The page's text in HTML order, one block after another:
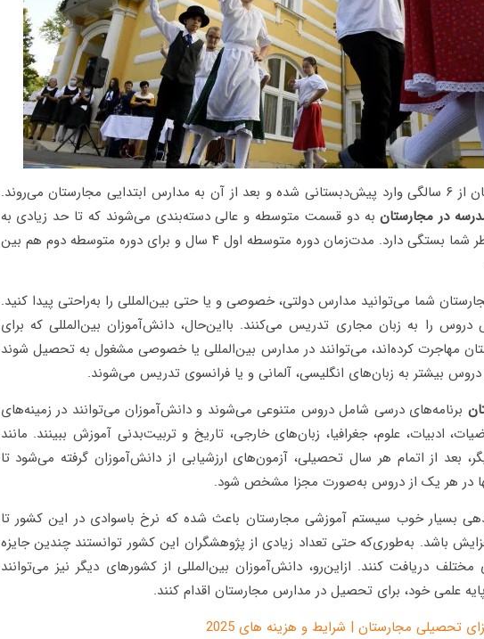
بیشتر مواقع کودکان از ۶ سالگی وارد پیش‌دبستانی شده و بعد از آن به مدارس ابتدایی مجارستان می‌روند.
در مجارستانبه دو قسمت متوسطه و عالی دسته‌بندی می‌شوند که تا حد زیادی به
نوع مدرسه موردنظر شما بستگی دارد. مدت‌زمان دوره متوسطه اول ۴ سال و برای دوره متوسطه دوم هم بین
شما می‌توانید مدارس دولتی، خصوصی و یا حتی بین‌المللی را به‌راحتی پیدا کنید.
دروس را به زبان مجاری تدریس می‌کنند. بااین‌حال، دانش‌آموزان بین‌المللی که برای
مهاجرت کرده‌اند، می‌توانند در مدارس بین‌المللی یا خصوصی مشغول به تحصیل شوند
بیشتر به زبان‌های انگلیسی، آلمانی و یا فرانسوی تدریس می‌شوند.
برنامه‌های درسی شامل دروس متنوعی می‌شوند و دانش‌آموزان می‌توانند در زمینه‌های
ادبیات، علوم، جغرافیا، زبان‌های خارجی، تاریخ و تربیت‌بدنی آموزش ببینند. مانند
بعد از اتمام هر سال تحصیلی، آزمون‌های ارزشیابی از دانش‌آموزان گرفته می‌شود تا
در هر یک از دروس به‌صورت مجزا مشخص شود.
بسیار خوب سیستم آموزشی مجارستان باعث شده که نرخ باسوادی در این کشور تا
باشد. به‌طوری‌که حتی تعداد زیادی از پژوهشگران این کشور توانستند چندین جایزه
مختلف دریافت کنند. ازاین‌رو، دانش‌آموزان بین‌المللی از کشورهای دیگر نیز می‌توانند
علمی خود، برای تحصیل در مدارس مجارستان اقدام کنند.
تحصیلی مجارستان | شرایط و هزینه های 2025